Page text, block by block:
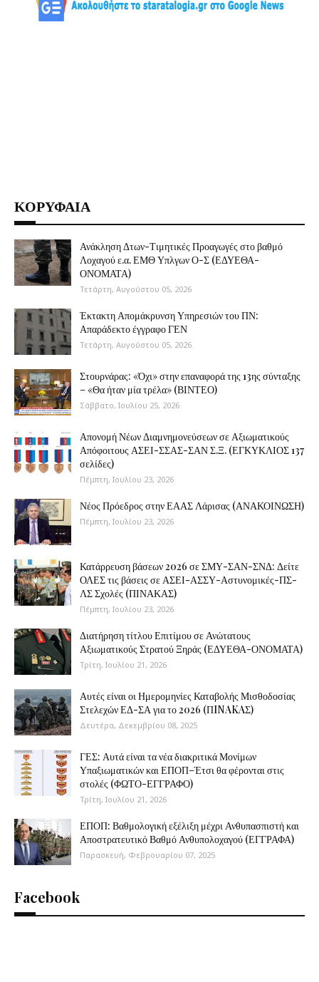
ΚΟΡΥΦΑΙΑ
Ανάκληση Δτων-Τιμητικές Προαγωγές στο βαθμό
Λοχαγού ε.α. ΕΜΘ Υπλγων Ο-Σ (ΕΔΥΕΘΑ-
ΟΝΟΜΑΤΑ)
Τετάρτη, Αυγούστου 05, 2026
Έκτακτη Απομάκρυνση Υπηρεσιών του ΠΝ:
Απαράδεκτο έγγραφο ΓΕΝ
Τετάρτη, Αυγούστου 05, 2026
Στουρνάρας: «Όχι» στην επαναφορά της 13ης σύνταξης
– «Θα ήταν μία τρέλα» (ΒΙΝΤΕΟ)
Σάββατο, Ιουλίου 25, 2026
Απονομή Νέων Διαμνημονεύσεων σε Αξιωματικούς
Απόφοιτους ΑΣΕΙ-ΣΣΑΣ-ΣΑΝ Σ.Ξ. (ΕΓΚΥΚΛΙΟΣ 137
σελίδες)
Πέμπτη, Ιουλίου 23, 2026
Νέος Πρόεδρος στην ΕΑΑΣ Λάρισας (ΑΝΑΚΟΙΝΩΣΗ)
Πέμπτη, Ιουλίου 23, 2026
Κατάρρευση βάσεων 2026 σε ΣΜΥ-ΣΑΝ-ΣΝΔ: Δείτε
ΟΛΕΣ τις βάσεις σε ΑΣΕΙ-ΑΣΣΥ-Αστυνομικές-ΠΣ-
ΛΣ Σχολές (ΠΙΝΑΚΑΣ)
Πέμπτη, Ιουλίου 23, 2026
Διατήρηση τίτλου Επιτίμου σε Ανώτατους
Αξιωματικούς Στρατού Ξηράς (ΕΔΥΕΘΑ-ΟΝΟΜΑΤΑ)
Τρίτη, Ιουλίου 21, 2026
Αυτές είναι οι Ημερομηνίες Καταβολής Μισθοδοσίας
Στελεχών ΕΔ-ΣΑ για το 2026 (ΠINAKAΣ)
Δευτέρα, Δεκεμβρίου 08, 2025
ΓΕΣ: Αυτά είναι τα νέα διακριτικά Μονίμων
Υπαξιωματικών και ΕΠΟΠ–Έτσι θα φέρονται στις
στολές (ΦΩΤΟ-ΕΓΓΡΑΦΟ)
Τρίτη, Ιουλίου 21, 2026
ΕΠΟΠ: Βαθμολογική εξέλιξη μέχρι Ανθυπασπιστή και
Αποστρατευτικό Βαθμό Ανθυπολοχαγού (ΕΓΓΡΑΦΑ)
Παρασκευή, Φεβρουαρίου 07, 2025
Facebook